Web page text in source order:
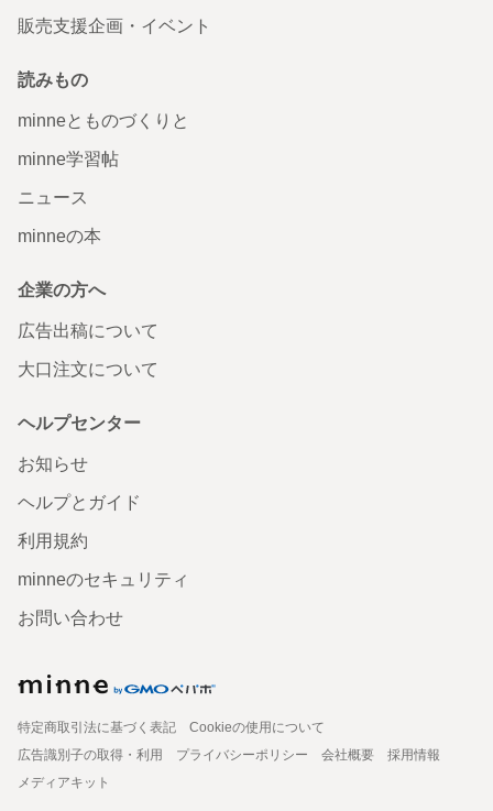
販売支援企画・イベント
読みもの
minneとものづくりと
minne学習帖
ニュース
minneの本
企業の方へ
広告出稿について
大口注文について
ヘルプセンター
お知らせ
ヘルプとガイド
利用規約
minneのセキュリティ
お問い合わせ
特定商取引法に基づく表記
Cookieの使用について
広告識別子の取得・利用
プライバシーポリシー 会社概要
採用情報
メディアキット